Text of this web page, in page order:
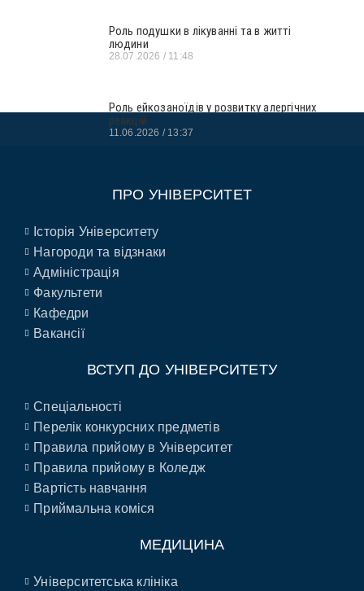
Роль подушки в лікуванні та в житті
людини
28.07.2026 11:48
Роль ейкозаноїдів у розвитку алергічних
реакцій
11.06.2026 13:37
ПРО УНІВЕРСИТЕТ
Історія Університету
Нагороди та відзнаки
Адміністрація
Факультети
Кафедри
Вакансії
ВСТУП ДО УНІВЕРСИТЕТУ
Спеціальності
Перелік конкурсних предметів
Правила прийому в Університет
Правила прийому в Коледж
Вартість навчання
Приймальна коміся
МЕДИЦИНА
Університетська клініка